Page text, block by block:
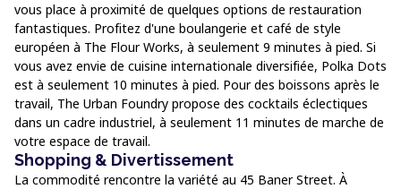
vous place à proximité de quelques options de restauration
fantastiques. Profitez d'une boulangerie et café de style
européen à The Flour Works, à seulement 9 minutes à pied. Si
vous avez envie de cuisine internationale diversifiée, Polka Dots
est à seulement 10 minutes à pied. Pour des boissons après le
travail, The Urban Foundry propose des cocktails éclectiques
dans un cadre industriel, à seulement 11 minutes de marche de
votre espace de travail.
Shopping & Divertissement
La commodité rencontre la variété au 45 Baner Street. À